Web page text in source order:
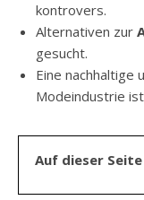
kontrovers.
Alternativen zur
gesucht.
Eine
Modeindustrie
Auf dieser